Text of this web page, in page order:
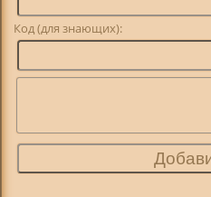
Код (для знающих):